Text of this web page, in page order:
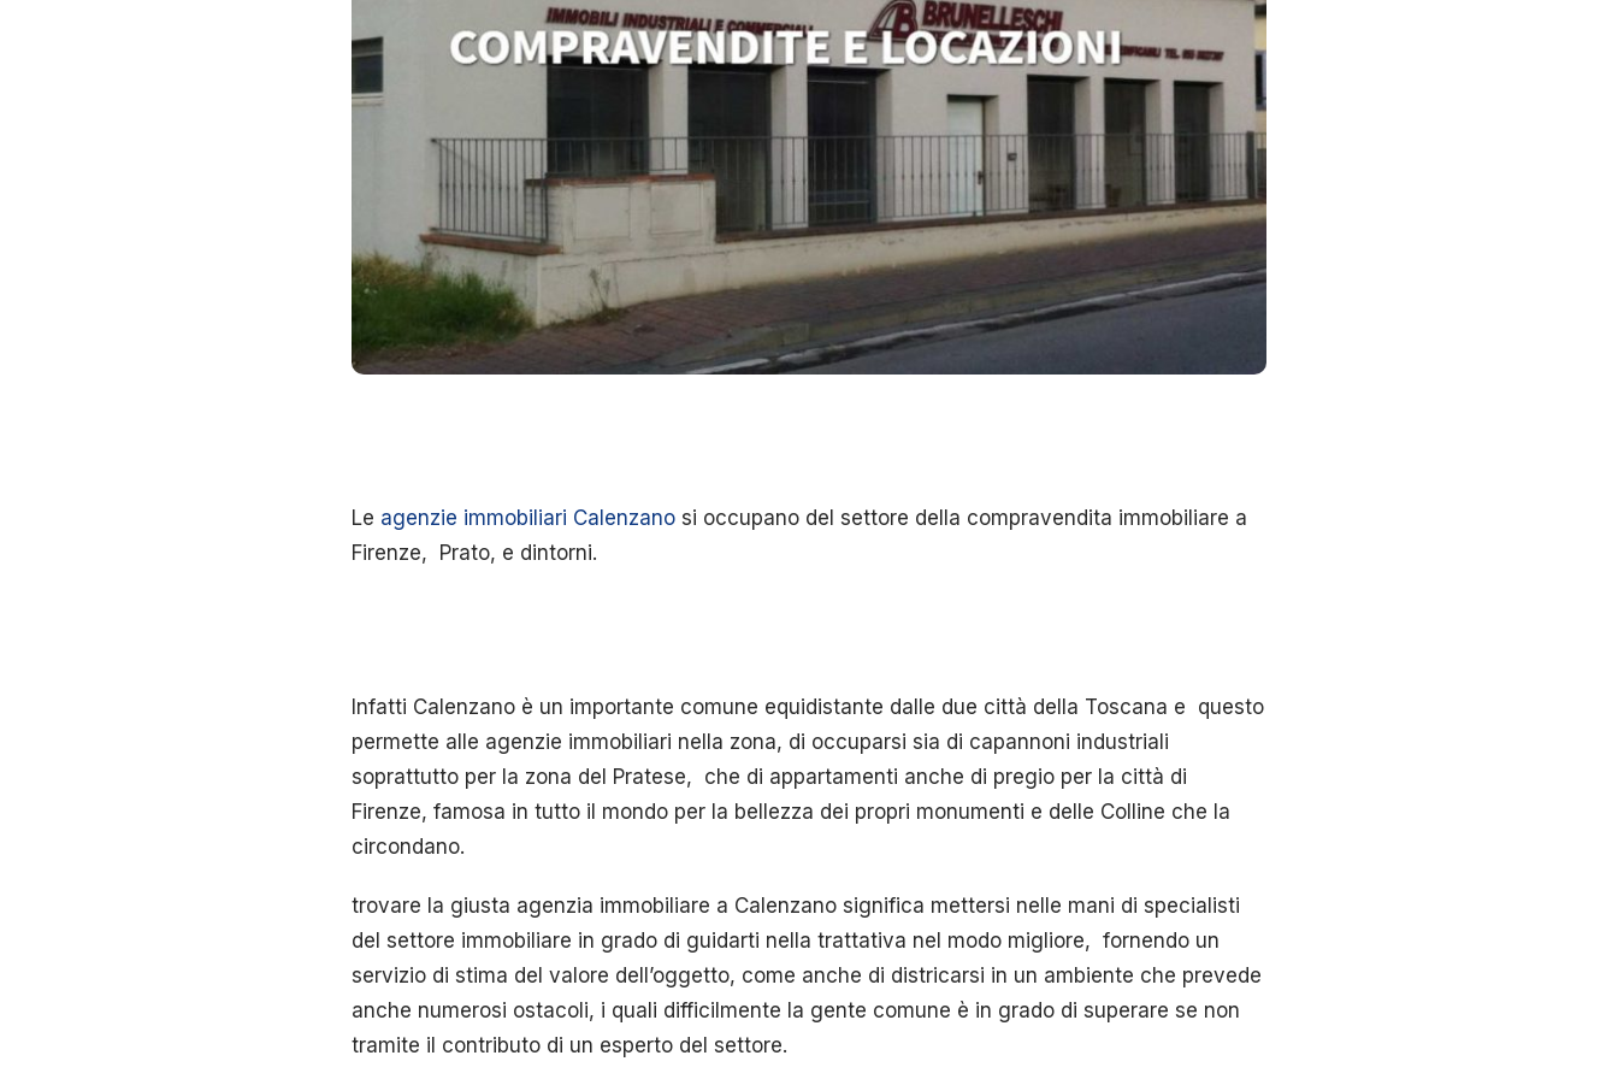
Le agenzie immobiliari Calenzano si occupano del settore della compravendita immobiliare a
Firenze, Prato, e dintorni.
Infatti Calenzano è un importante comune equidistante dalle due città della Toscana e questo
permette alle agenzie immobiliari nella zona, di occuparsi sia di capannoni industriali
soprattutto per la zona del Pratese, che di appartamenti anche di pregio per la città di
Firenze, famosa in tutto il mondo per la bellezza dei propri monumenti e delle Colline che la
circondano.
trovare la giusta agenzia immobiliare a Calenzano significa mettersi nelle mani di specialisti
del settore immobiliare in grado di guidarti nella trattativa nel modo migliore, fornendo un
servizio di stima del valore dell’oggetto, come anche di districarsi in un ambiente che prevede
anche numerosi ostacoli, i quali difficilmente la gente comune è in grado di superare se non
tramite il contributo di un esperto del settore.